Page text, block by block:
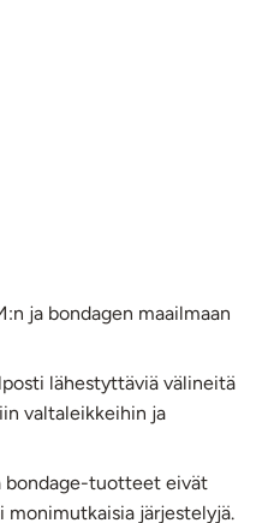
ja bondagen maailmaan
lähestyttäviä välineitä
valtaleikkeihin ja
bondage-tuotteet eivät
monimutkaisia järjestelyjä.